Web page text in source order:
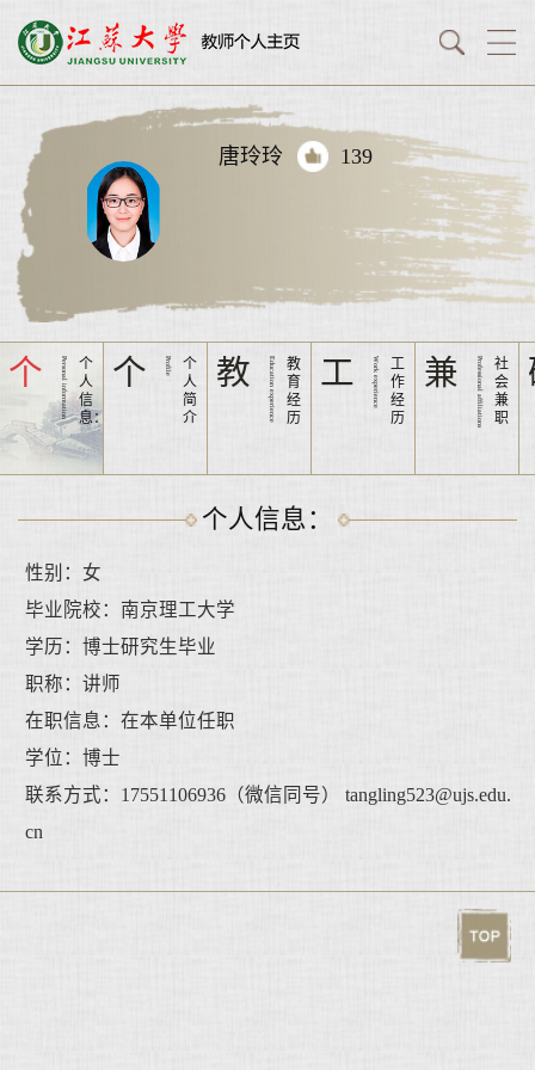
唐玲玲 139
个 Personal information
个
人
信
息：
个 Profile
个
人
简
介
教 Education experience
教
育
经
历
工 Work experience
工
作
经
历
兼 Professional affiliations
社
会
兼
职
个人信息：
性别：女
毕业院校：南京理工大学
学历：博士研究生毕业
职称：讲师
在职信息：在本单位任职
学位：博士
联系方式：17551106936（微信同号） tangling523@ujs.edu.
cn